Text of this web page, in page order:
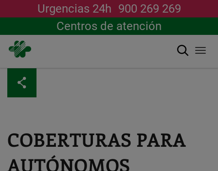
contenido
principal
Urgencias 24h 900 269 269
Centros de atención
Buscar
COBERTURAS PARA
AUTÓNOMOS